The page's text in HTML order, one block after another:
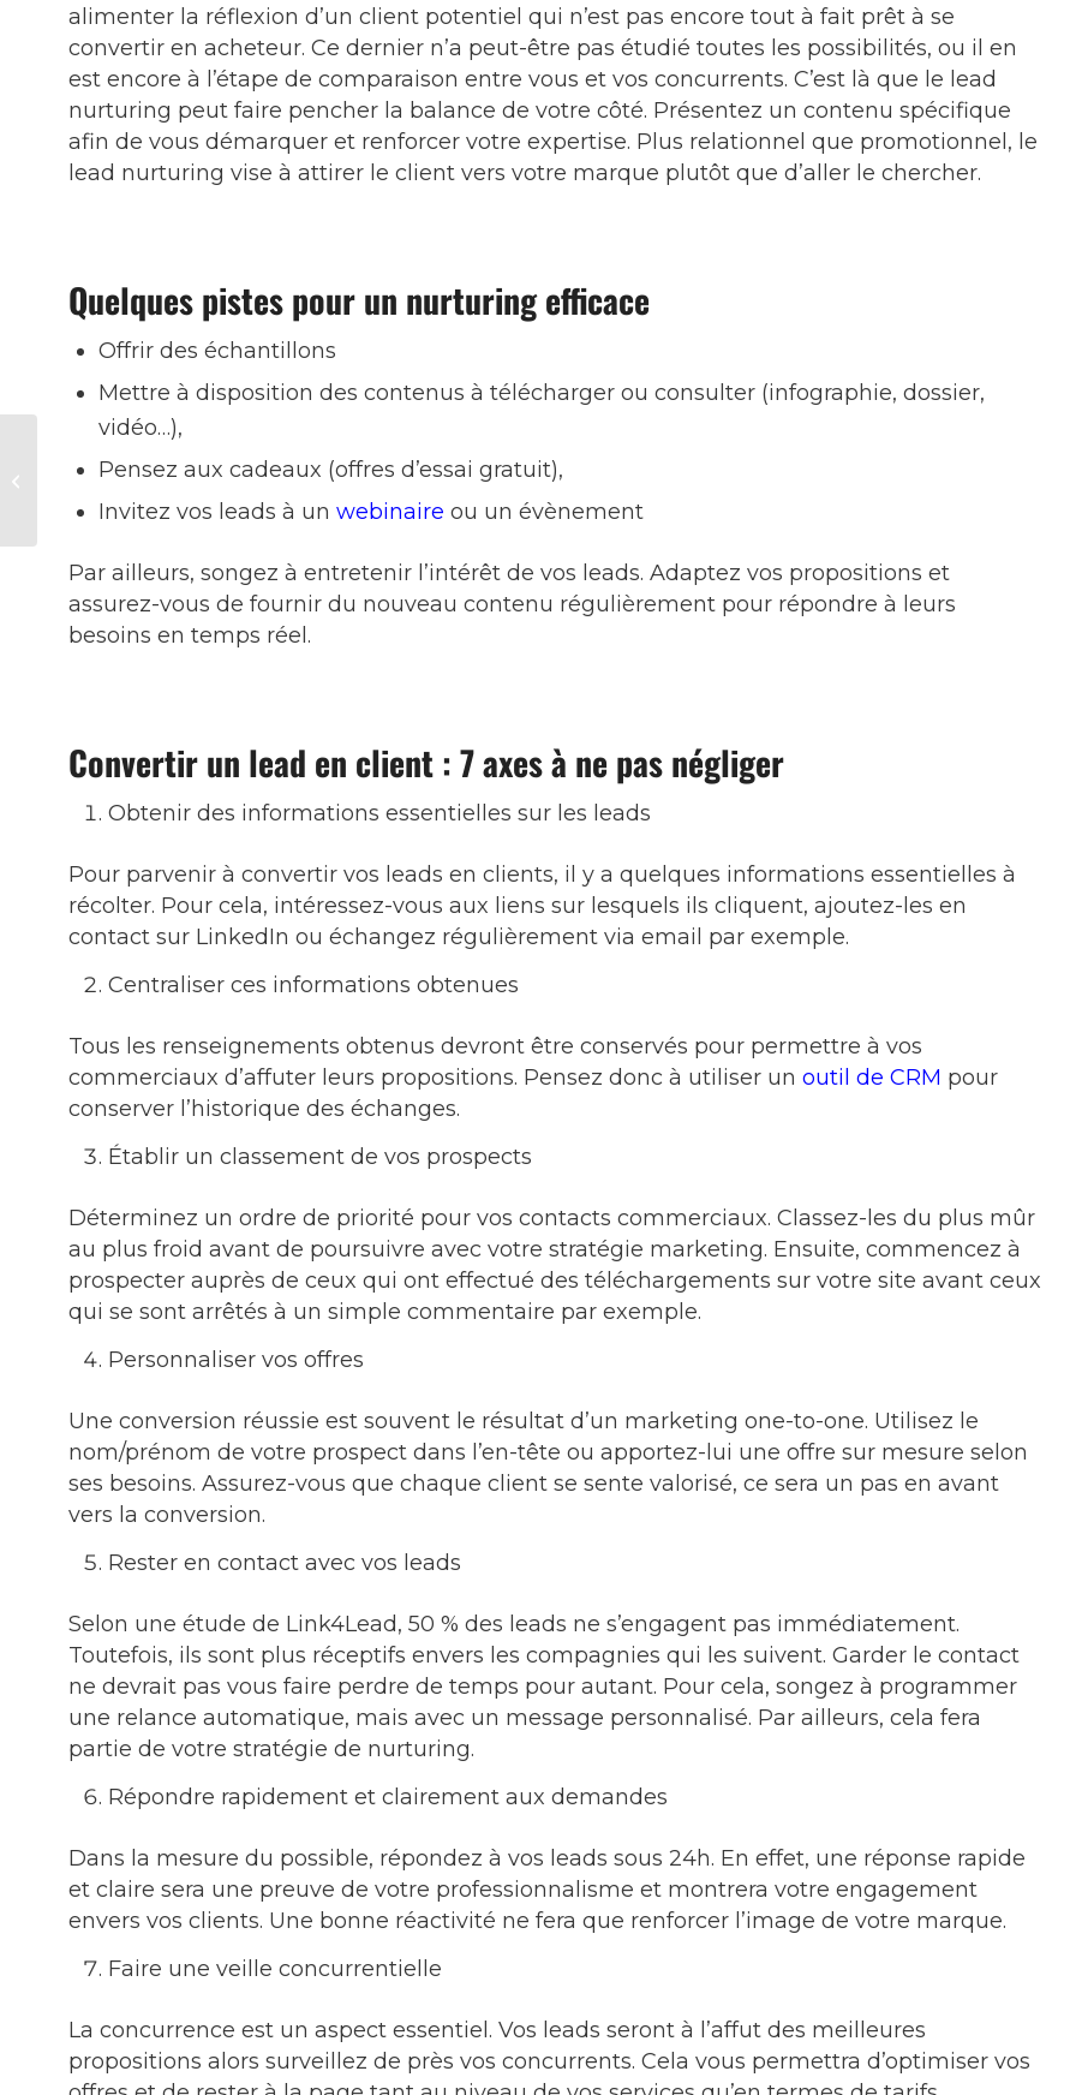
alimenter la réflexion d’un client potentiel qui n’est pas encore tout à fait prêt à se
convertir en acheteur. Ce dernier n’a peut-être pas étudié toutes les possibilités, ou il en
est encore à l’étape de comparaison entre vous et vos concurrents. C’est là que le lead
nurturing peut faire pencher la balance de votre côté. Présentez un contenu spécifique
afin de vous démarquer et renforcer votre expertise. Plus relationnel que promotionnel, le
lead nurturing vise à attirer le client vers votre marque plutôt que d’aller le chercher.
Quelques pistes pour un nurturing efficace
Offrir des échantillons
Mettre à disposition des contenus à télécharger ou consulter (infographie, dossier,
vidéo…),
Pensez aux cadeaux (offres d’essai gratuit),
Invitez vos leads à un webinaire ou un évènement
Par ailleurs, songez à entretenir l’intérêt de vos leads. Adaptez vos propositions et
assurez-vous de fournir du nouveau contenu régulièrement pour répondre à leurs
besoins en temps réel.
Convertir un lead en client : 7 axes à ne pas négliger
Obtenir des informations essentielles sur les leads
Pour parvenir à convertir vos leads en clients, il y a quelques informations essentielles à
récolter. Pour cela, intéressez-vous aux liens sur lesquels ils cliquent, ajoutez-les en
contact sur LinkedIn ou échangez régulièrement via email par exemple.
Centraliser ces informations obtenues
Tous les renseignements obtenus devront être conservés pour permettre à vos
commerciaux d’affuter leurs propositions. Pensez donc à utiliser un outil de CRM pour
conserver l’historique des échanges.
Établir un classement de vos prospects
Déterminez un ordre de priorité pour vos contacts commerciaux. Classez-les du plus mûr
au plus froid avant de poursuivre avec votre stratégie marketing. Ensuite, commencez à
prospecter auprès de ceux qui ont effectué des téléchargements sur votre site avant ceux
qui se sont arrêtés à un simple commentaire par exemple.
Personnaliser vos offres
Une conversion réussie est souvent le résultat d’un marketing one-to-one. Utilisez le
nom/prénom de votre prospect dans l’en-tête ou apportez-lui une offre sur mesure selon
ses besoins. Assurez-vous que chaque client se sente valorisé, ce sera un pas en avant
vers la conversion.
Rester en contact avec vos leads
Selon une étude de Link4Lead, 50 % des leads ne s’engagent pas immédiatement.
Toutefois, ils sont plus réceptifs envers les compagnies qui les suivent. Garder le contact
ne devrait pas vous faire perdre de temps pour autant. Pour cela, songez à programmer
une relance automatique, mais avec un message personnalisé. Par ailleurs, cela fera
partie de votre stratégie de nurturing.
Répondre rapidement et clairement aux demandes
Dans la mesure du possible, répondez à vos leads sous 24h. En effet, une réponse rapide
et claire sera une preuve de votre professionnalisme et montrera votre engagement
envers vos clients. Une bonne réactivité ne fera que renforcer l’image de votre marque.
Faire une veille concurrentielle
La concurrence est un aspect essentiel. Vos leads seront à l’affut des meilleures
propositions alors surveillez de près vos concurrents. Cela vous permettra d’optimiser vos
stratégie adopter
pour en obtenir ?